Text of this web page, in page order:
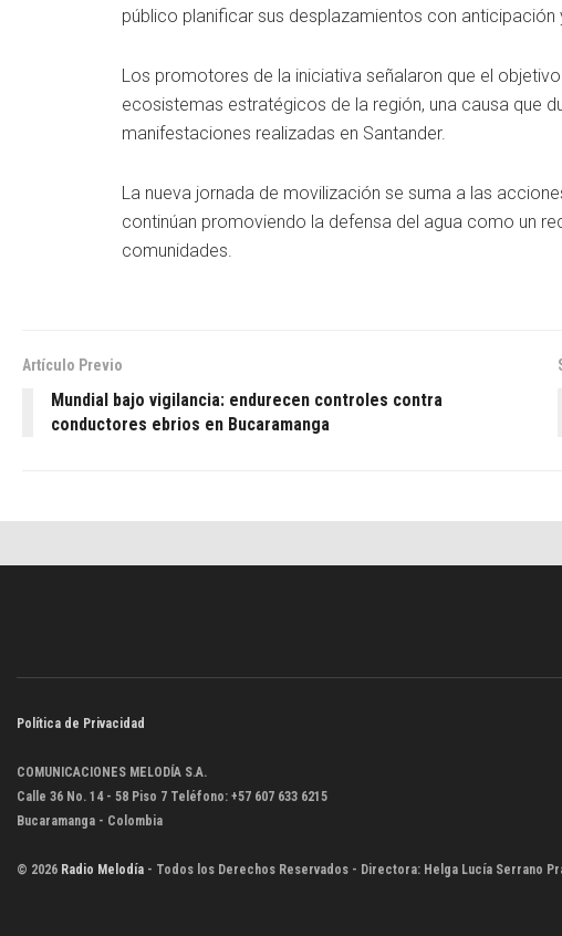
público planificar sus desplazamientos con
Los promotores de la iniciativa señalaron que el
ecosistemas estratégicos de la región, una causa que
manifestaciones realizadas en Santander.
La nueva jornada de movilización se suma a las
continúan promoviendo la defensa del agua como un
comunidades.
Artículo Previo
Mundial bajo vigilancia: endurecen controles contra
conductores ebrios en Bucaramanga
Política de Privacidad
COMUNICACIONES MELODÍA S.A.
Calle 36 No. 14 - 58 Piso 7 Teléfono: +57 607 633 6215
Bucaramanga - Colombia
© 2026 Radio Melodía - Todos los Derechos Reservados - Directora: Helga Lucía Serrano